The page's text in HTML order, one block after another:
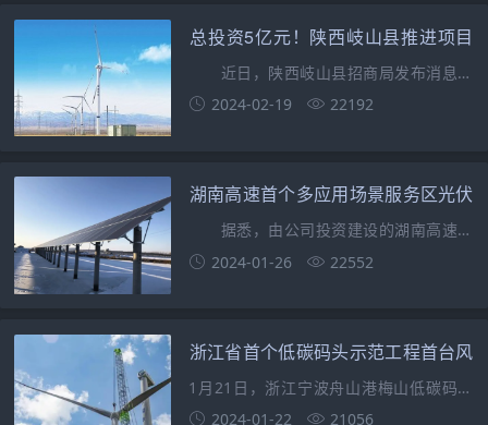
总投资5亿元！陕西岐山县推进项目
已并网53MW！
近日，陕西岐山县招商局发布消息披
露，由中国能源建设集团西北建设投资有
2024-02-19 22192
湖南高速首个多应用场景服务区光伏
发电站实现全面并网运营！
据悉，由公司投资建设的湖南高速湘
乡东服务区分布式光伏电站全容量并网投
2024-01-26 22552
浙江省首个低碳码头示范工程首台风
机实现并网发电！
1月21日，浙江宁波舟山港梅山低碳码头
示范工程的风光储一体化项目首台6.25兆
2024-01-22 21056